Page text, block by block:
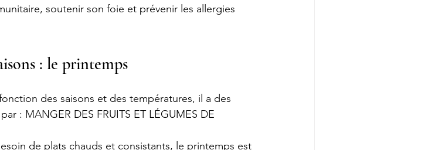
soutenir son foie et prévenir les allergies
: le printemps
des saisons et des températures, il a des
: MANGER DES FRUITS ET LÉGUMES DE
de plats chauds et consistants, le printemps est